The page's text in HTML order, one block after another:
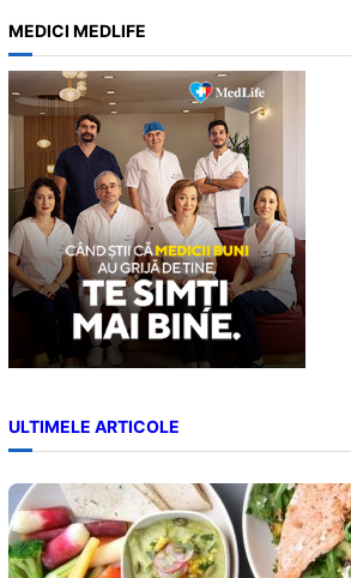
r
c
h
MEDICI MEDLIFE
ULTIMELE ARTICOLE